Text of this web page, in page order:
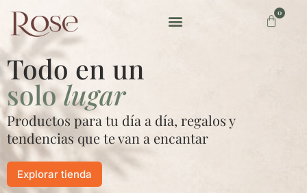
contenido
0
Carrito
Todo en un
sololugar
Productos para tu día a día, regalos y
tendencias que te van a encantar
Explorar tienda